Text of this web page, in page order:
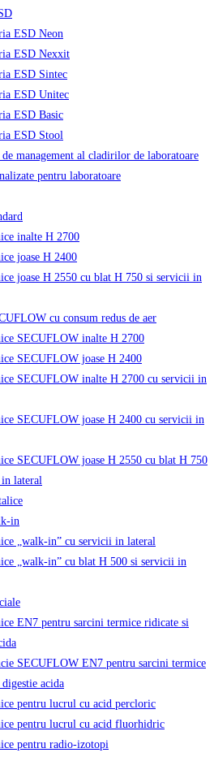
ESD Neon
ESD Nexxit
ESD Sintec
ESD Unitec
ESD Basic
ESD Stool
de management al cladirilor de laboratoare
pentru laboratoare
inalte H 2700
joase H 2400
joase H 2550 cu blat H 750 si servicii in
cu consum redus de aer
SECUFLOW inalte H 2700
SECUFLOW joase H 2400
SECUFLOW inalte H 2700 cu servicii in
SECUFLOW joase H 2400 cu servicii in
SECUFLOW joase H 2550 cu blat H 750
lateral
in
„walk-in” cu servicii in lateral
„walk-in” cu blat H 500 si servicii in
EN7 pentru sarcini termice ridicate si
SECUFLOW EN7 pentru sarcini termice
acida
pentru lucrul cu acid percloric
pentru lucrul cu acid fluorhidric
pentru radio-izotopi